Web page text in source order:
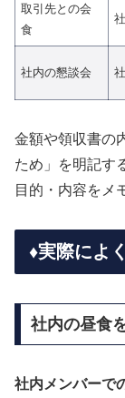
取引先との会
食
社内の懇談会
金額や領収書の
ため」を明記す
目的・内容をメ
♦️実際によ
社内の昼食
社内メンバーで